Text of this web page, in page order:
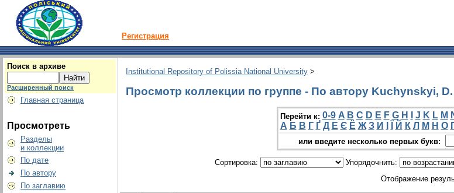
Регистрация
Поиск в архиве
Расширенный поиск
Главная страница
Просмотреть
Разделы
и коллекции
По дате
По автору
По заглавию
Institutional Repository of Polissia National University >
Просмотр коллекции по группе - По автору Kuchynskyi, D.
Перейти к: 0-9 A B C D E F G H J K L M
А Б В Г Ґ Д Е Є Ё Ж З И Й К Л М Н О
или введите несколько первых букв:
Сортировка: Упорядочнить:
Отображение